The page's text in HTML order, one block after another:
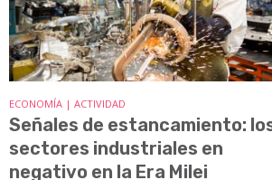
ECONOMÍA | ACTIVIDAD
Señales de estancamiento:
sectores industriales en
negativo en la Era Milei